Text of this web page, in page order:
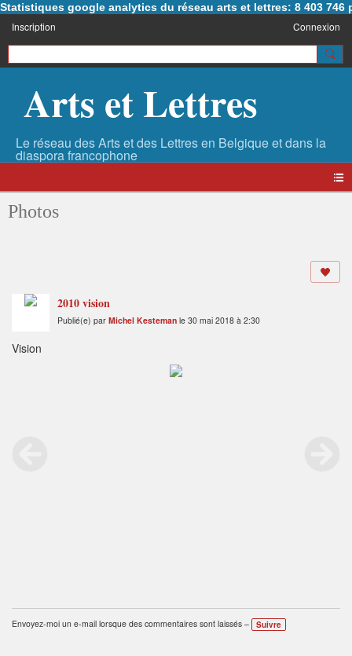
Statistiques google analytics du réseau arts et lettres: 8 403 746
Inscription Connexion
Arts et Lettres
Photos
2010 vision
Publié(e) par Michel Kesteman le 30 mai 2018 à 2:30
Vision
Envoyez-moi un e-mail lorsque des commentaires sont laissés – Suivre